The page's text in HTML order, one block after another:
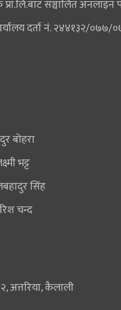
सञ्चालित अनलाइन
दर्ता नं. २४४१३२/०७७/
बोहरा
भट्ट
सिंह
चन्द
अत्तरिया, कैलाली